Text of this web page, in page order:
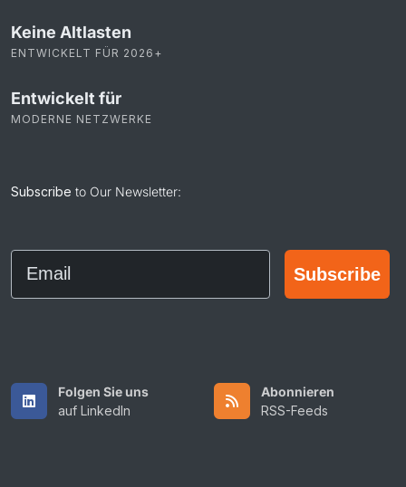
Keine Altlasten
ENTWICKELT FÜR 2026+
Entwickelt für
MODERNE NETZWERKE
Subscribe to Our Newsletter:
Email
Subscribe
Folgen Sie uns
auf LinkedIn
Abonnieren
RSS-Feeds